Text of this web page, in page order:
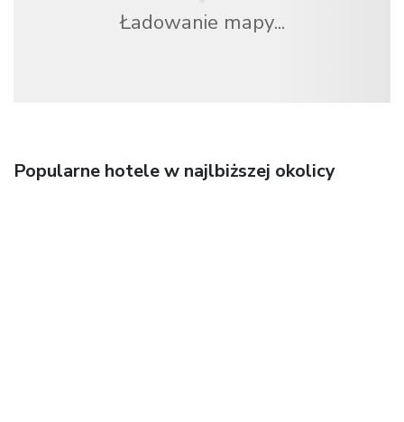
Ładowanie mapy...
Popularne hotele w najlbiższej okolicy